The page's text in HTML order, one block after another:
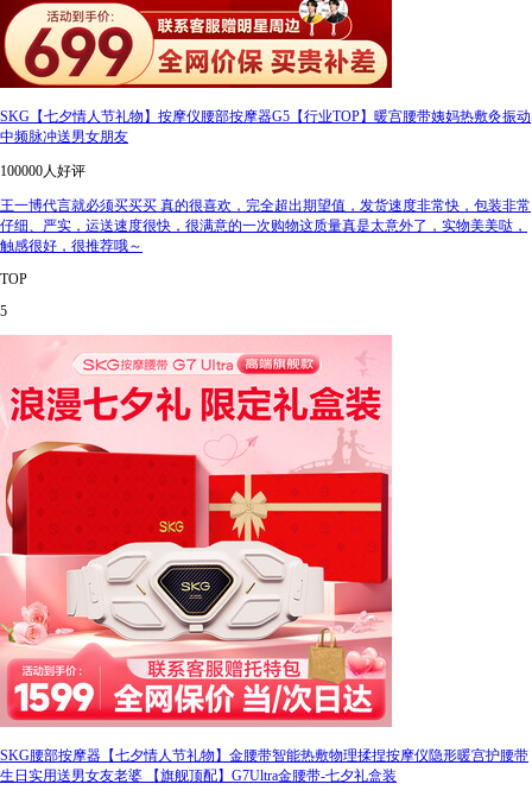
SKG【七夕情人节礼物】按摩仪腰部按摩器G5【行业TOP】暖宫腰带姨妈热敷灸振动
中频脉冲送男女朋友
100000人好评
王一博代言就必须买买买 真的很喜欢，完全超出期望值，发货速度非常快，包装非常
仔细、严实，运送速度很快，很满意的一次购物这质量真是太意外了，实物美美哒，
触感很好，很推荐哦～
TOP
5
SKG腰部按摩器【七夕情人节礼物】金腰带智能热敷物理揉捏按摩仪隐形暖宫护腰带
生日实用送男女友老婆 【旗舰顶配】G7Ultra金腰带-七夕礼盒装